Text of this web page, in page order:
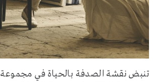
تنبض نقشة الصدفة بالحياة في مجموعة